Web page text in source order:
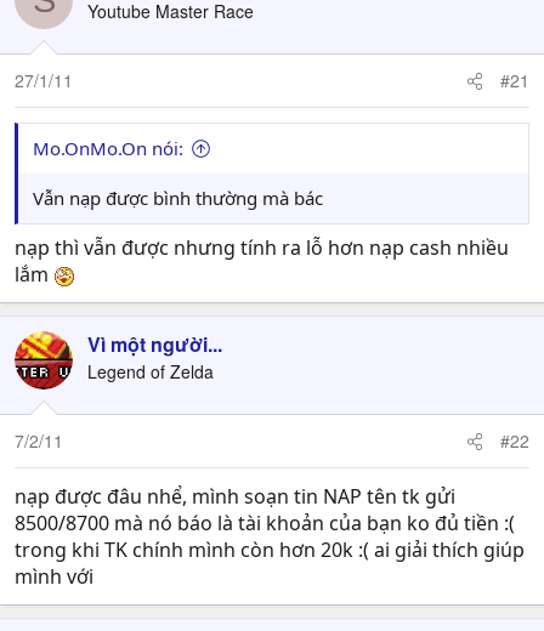
s
t
a
t
e
i
Youtube Master Race
27/1/11 #21
Mo.OnMo.On nói:
Vẫn nạp được bình thường mà bác
nạp thì vẫn được nhưng tính ra lỗ hơn nạp cash nhiều
lắm
Vì một người...
Legend of Zelda
7/2/11 #22
nạp được đâu nhể, mình soạn tin NAP tên tk gửi
8500/8700 mà nó báo là tài khoản của bạn ko đủ tiền :(
trong khi TK chính mình còn hơn 20k :( ai giải thích giúp
mình với